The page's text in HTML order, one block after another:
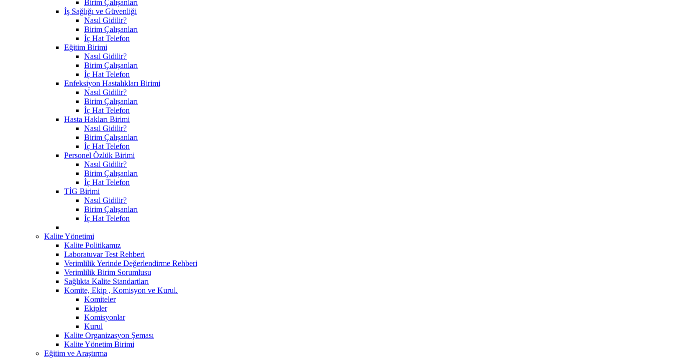
Birim Çalışanları
İş Sağlığı ve Güvenliği
Nasıl Gidilir?
Birim Çalışanları
İç Hat Telefon
Eğitim Birimi
Nasıl Gidilir?
Birim Çalışanları
İç Hat Telefon
Enfeksiyon Hastalıkları Birimi
Nasıl Gidilir?
Birim Çalışanları
İç Hat Telefon
Hasta Hakları Birimi
Nasıl Gidilir?
Birim Çalışanları
İç Hat Telefon
Personel Özlük Birimi
Nasıl Gidilir?
Birim Çalışanları
İç Hat Telefon
TİG Birimi
Nasıl Gidilir?
Birim Çalışanları
İç Hat Telefon
Kalite Yönetimi
Kalite Politikamız
Laboratuvar Test Rehberi
Verimlilik Yerinde Değerlendirme Rehberi
Verimlilik Birim Sorumlusu
Sağlıkta Kalite Standartları
Komite, Ekip , Komisyon ve Kurul.
Komiteler
Ekipler
Komisyonlar
Kurul
Kalite Organizasyon Şeması
Kalite Yönetim Birimi
Eğitim ve Araştırma